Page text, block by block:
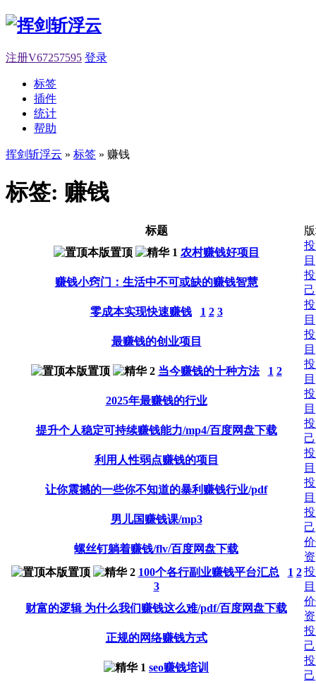
注册V67257595 登录
标签
插件
统计
帮助
挥剑斩浮云 » 标签 » 赚钱
标签: 赚钱
标题
农村赚钱好项目
目
赚钱小窍门：生活中不可或缺的赚钱智慧
己
零成本实现快速赚钱
1 2 3
目
最赚钱的创业项目
目
当今赚钱的十种方法
1 2
目
2025年最赚钱的行业
目
提升个人稳定可持续赚钱能力/mp4/百度网盘下载
己
利用人性弱点赚钱的项目
目
让你震撼的一些你不知道的暴利赚钱行业/pdf
目
男儿国赚钱课/mp3
己
螺丝钉躺着赚钱/flv/百度网盘下载
资
100个各行副业赚钱平台汇总
1 2
3
目
财富的逻辑 为什么我们赚钱这么难/pdf/百度网盘下载
资
正规的网络赚钱方式
己
seo赚钱培训
己